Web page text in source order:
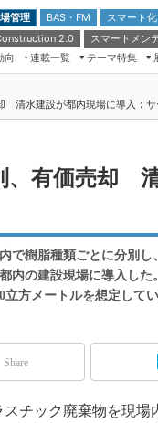
管理 BAS・FM
スマート
2.0
スマートメン
向 連載一覧
テーマ特集
業界の“ゲー
ートビル
際 建設・測量展
・不動産の先端技術展－
ンス・レジリエンスOSAKA
のづくりワールド 2020
ンス・レジリエンスTOKYO
清水建設が都内現場に導入：サ
、有価売却
で樹脂種類ごとに分別し
内の建設現場に導入した
方メートルを想定してい
Share
チック廃棄物を現場